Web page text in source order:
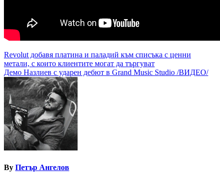
Навигация
Revolut добавя платина и паладий към списъка с ценни
метали, с които клиентите могат да търгуват
Демо Назлиев с ударен дебют в Grand Music Studio /ВИДЕО/
By Петър Ангелов